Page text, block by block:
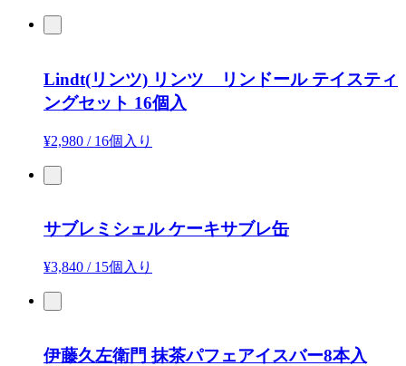
Lindt(リンツ) リンツ リンドール テイスティ
ングセット 16個入
¥2,980 / 16個入り
サブレミシェル ケーキサブレ缶
¥3,840 / 15個入り
伊藤久左衛門 抹茶パフェアイスバー8本入